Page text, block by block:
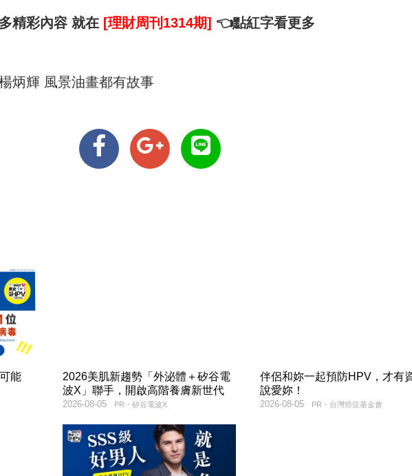
精彩內容 就在 [理財周刊1314期] 👈點紅字看更多
炳輝 風景油畫都有故事
能
2026美肌新趨勢「外泌體＋矽谷電
波X」聯手，開啟高階養膚新世代
PR・矽谷電波X
2026-08-05
伴侶和妳一起預防HPV，才有
說愛妳！
PR・台灣癌症基金會
2026-08-05